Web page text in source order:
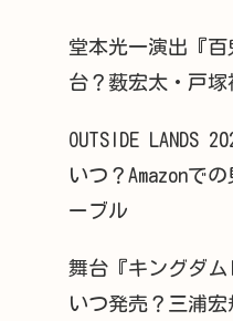
堂本光一演出『
台？薮宏太・戸
OUTSIDE LANDS
いつ？Amazonで
ーブル
舞台『キングダ
いつ発売？三浦